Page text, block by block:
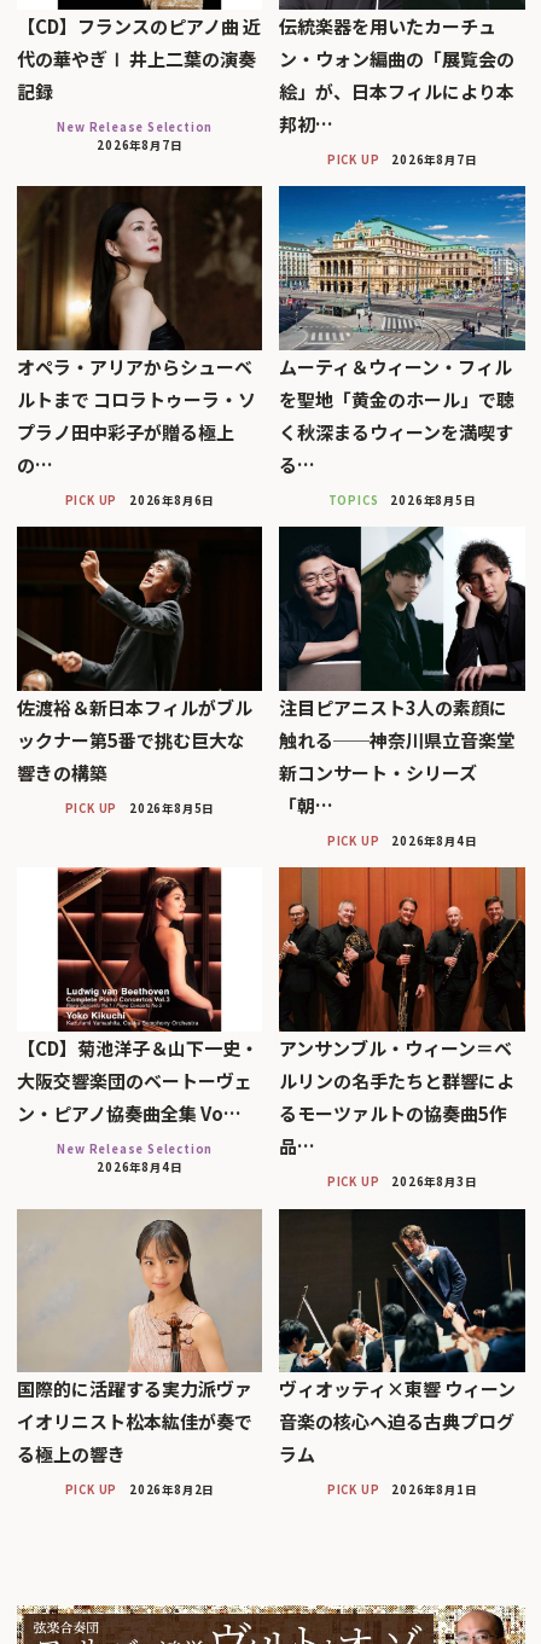
【CD】フランスのピアノ曲 近
代の華やぎⅠ 井上二葉の演奏
記録
New Release Selection
2026年8月7日
伝統楽器を用いたカーチュ
ン・ウォン編曲の「展覧会の
絵」が、日本フィルにより本
邦初…
PICK UP 2026年8月7日
オペラ・アリアからシューベ
ルトまで コロラトゥーラ・ソ
プラノ田中彩子が贈る極上
の…
PICK UP 2026年8月6日
ムーティ＆ウィーン・フィル
を聖地「黄金のホール」で聴
く秋深まるウィーンを満喫す
る…
TOPICS 2026年8月5日
佐渡裕＆新日本フィルがブル
ックナー第5番で挑む巨大な
響きの構築
PICK UP 2026年8月5日
注目ピアニスト3人の素顔に
触れる──神奈川県立音楽堂
新コンサート・シリーズ
「朝…
PICK UP 2026年8月4日
【CD】菊池洋子＆山下一史・
大阪交響楽団のベートーヴェ
ン・ピアノ協奏曲全集 Vo…
New Release Selection
2026年8月4日
アンサンブル・ウィーン＝ベ
ルリンの名手たちと群響によ
るモーツァルトの協奏曲5作
品…
PICK UP 2026年8月3日
国際的に活躍する実力派ヴァ
イオリニスト松本紘佳が奏で
る極上の響き
PICK UP 2026年8月2日
ヴィオッティ×東響 ウィーン
音楽の核心へ迫る古典プログ
ラム
PICK UP 2026年8月1日